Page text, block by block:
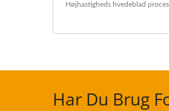
Højhastigheds hvedeblad
Har Du Brug